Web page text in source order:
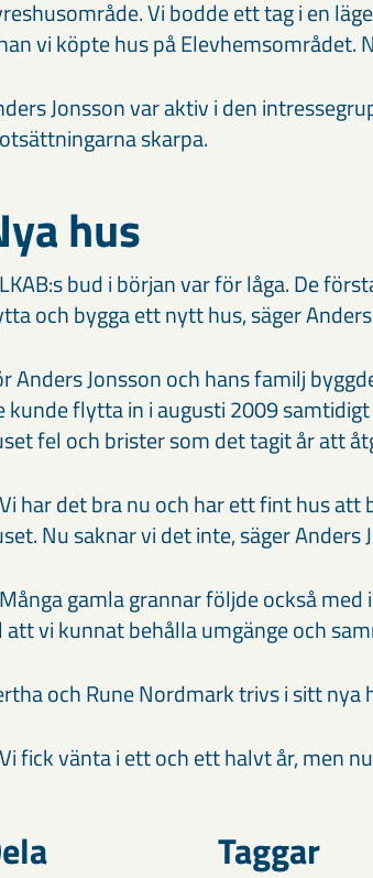
Vi bodde ett tag i en
vi köpte hus på Elevhemsområdet.
Jonsson var aktiv i den
skarpa.
hus
bud i början var för låga. De
och bygga ett nytt hus, säger
Anders Jonsson och hans familj
kunde flytta in i augusti 2009
fel och brister som det tagit år att
har det bra nu och har ett fint hus att
Nu saknar vi det inte, säger Anders
gamla grannar följde också
vi kunnat behålla umgänge och
och Rune Nordmark trivs i sitt nya
fick vänta i ett och ett halvt år, men
Taggar